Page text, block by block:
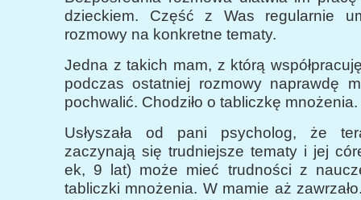
dzieckiem. Część z Was regularnie
rozmowy na konkretne tematy.
Jedna z takich mam, z którą
podczas ostatniej rozmowy naprawdę
pochwalić. Chodziło o tabliczkę mnożenia.
Usłyszała od pani psycholog, że
zaczynają się trudniejsze tematy i jej
ek, 9 lat) może mieć trudności z
tabliczki mnożenia. W mamie aż